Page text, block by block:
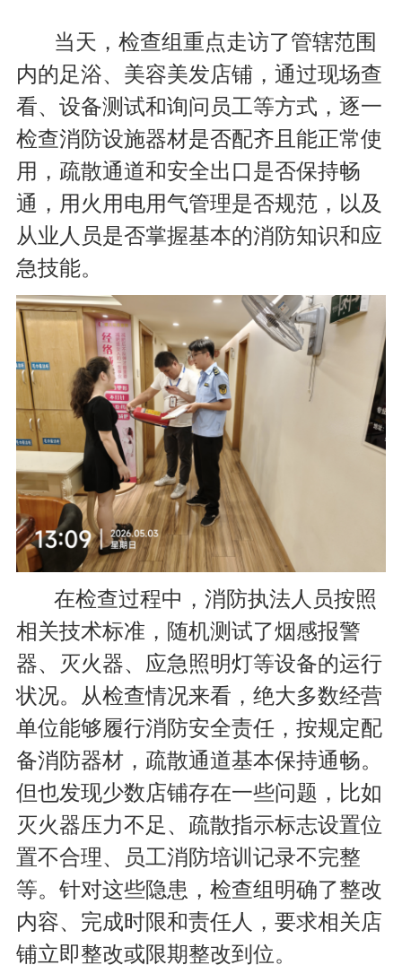
当天，检查组重点走访了管辖范围
内的足浴、美容美发店铺，通过现场查
看、设备测试和询问员工等方式，逐一
检查消防设施器材是否配齐且能正常使
用，疏散通道和安全出口是否保持畅
通，用火用电用气管理是否规范，以及
从业人员是否掌握基本的消防知识和应
急技能。
在检查过程中，消防执法人员按照
相关技术标准，随机测试了烟感报警
器、灭火器、应急照明灯等设备的运行
状况。从检查情况来看，绝大多数经营
单位能够履行消防安全责任，按规定配
备消防器材，疏散通道基本保持通畅。
但也发现少数店铺存在一些问题，比如
灭火器压力不足、疏散指示标志设置位
置不合理、员工消防培训记录不完整
等。针对这些隐患，检查组明确了整改
内容、完成时限和责任人，要求相关店
铺立即整改或限期整改到位。